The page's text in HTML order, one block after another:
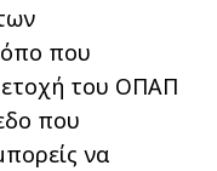
που
του ΟΠΑΠ
που
να